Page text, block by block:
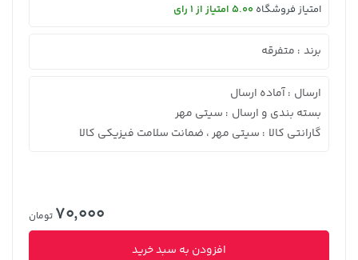
امتیاز فروشگاه 5.00 امتیاز از 1 رای
برند : متفرقه
ارسال : آماده ارسال
بسته بندی و ارسال : سیتی مهر
گارانتی کالا : سیتی مهر ، ضمانت سلامت فیزیکی کالا
70,000 تومان
افزودن به سبد خرید